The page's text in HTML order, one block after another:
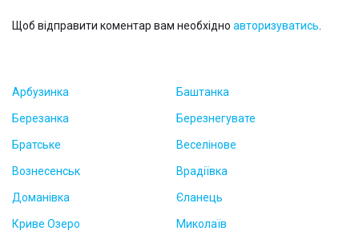
Арбузинка Баштанка
Березанка Березнегувате
Братське Веселінове
Вознесенськ Врадіївка
Доманівка Єланець
Криве Озеро Миколаїв
Щоб відправити коментар вам необхідно авторизуватись